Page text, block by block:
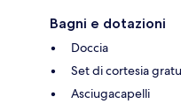
Bagni e dotazioni
Doccia
Set di cortesia
Asciugacapelli